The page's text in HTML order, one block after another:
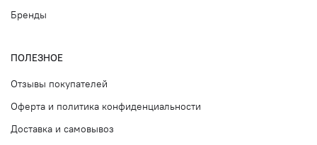
Бренды
ПОЛЕЗНОЕ
Отзывы покупателей
Оферта и политика конфиденциальности
Доставка и самовывоз